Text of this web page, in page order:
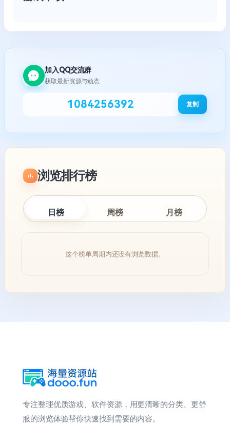
加入QQ交流群
获取最新资源与动态
1084256392 复制
浏览排行榜
日榜 周榜 月榜
这个榜单周期内还没有浏览数据。
专注整理优质游戏、软件资源，用更清晰的分类、更舒
服的浏览体验帮你快速找到需要的内容。